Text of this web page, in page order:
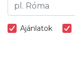
Ajánlatok